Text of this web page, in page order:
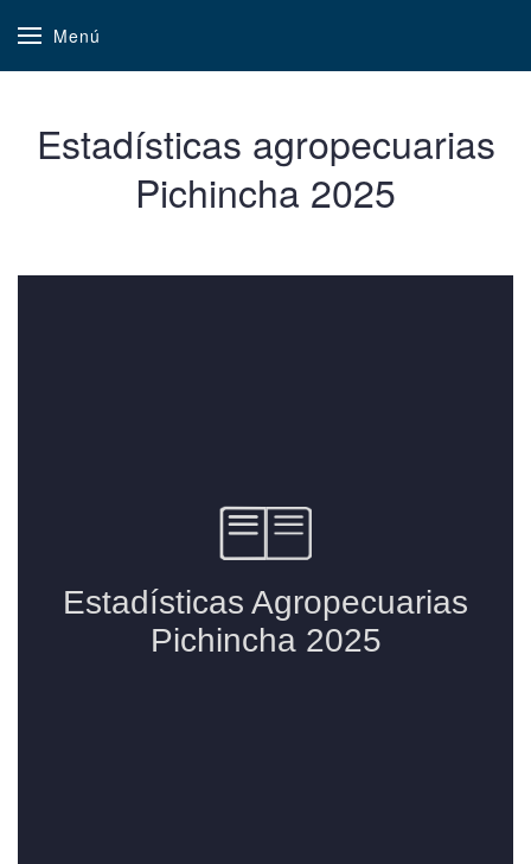
Menú
Estadísticas agropecuarias
Pichincha 2025